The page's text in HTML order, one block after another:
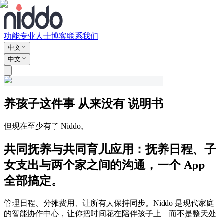
功能专业人士博客联系我们
中文
中文
养孩子这件事 从来没有 说明书
但现在至少有了 Niddo。
共同抚养与共同育儿应用：抚养日程、子
女支出与两个家之间的沟通，一个 App
全部搞定。
管理日程、分摊费用、让所有人保持同步。Niddo 是现代家庭
的智能协作中心，让你把时间花在陪伴孩子上，而不是整天处